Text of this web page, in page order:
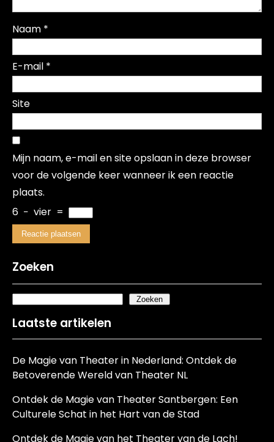
Naam *
E-mail *
Site
Mijn naam, e-mail en site opslaan in deze browser
voor de volgende keer wanneer ik een reactie
plaats.
6 − vier =
Zoeken
Zoeken
Laatste artikelen
De Magie van Theater in Nederland: Ontdek de
Betoverende Wereld van Theater NL
Ontdek de Magie van Theater Santbergen: Een
Culturele Schat in het Hart van de Stad
Ontdek de Magie van het Theater van de Lach!